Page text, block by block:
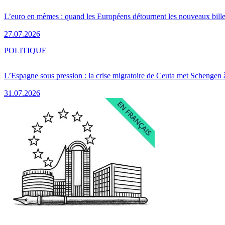
L’euro en mèmes : quand les Européens détournent les nouveaux
27.07.2026
L’Espagne sous pression : la crise migratoire de Ceuta met Schengen
31.07.2026
POLITIQUE